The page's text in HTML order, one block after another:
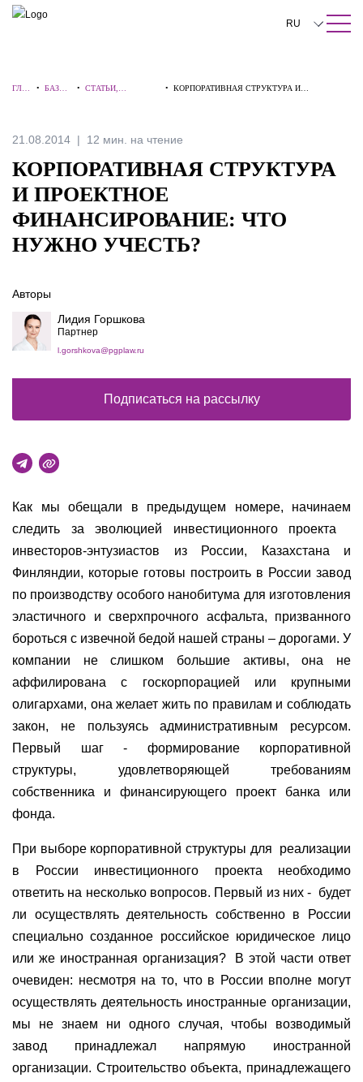
ПОИСК ПО САЙТУ Закрыть
RU
中文
ГЛА
• БАЗА
•СТАТЬИ,
•КОРПОРАТИВНАЯ СТРУКТУРА И
21.08.2014 12 мин. на чтение
КОРПОРАТИВНАЯ СТРУКТУРА
И ПРОЕКТНОЕ
ФИНАНСИРОВАНИЕ: ЧТО
НУЖНО УЧЕСТЬ?
Как мы обещали в предыдущем номере, начинаем
следить за эволюцией инвестиционного проекта
инвесторов-энтузиастов из России, Казахстана и
Финляндии, которые готовы построить в России завод
по производству особого нанобитума для изготовления
эластичного и сверхпрочного асфальта, призванного
бороться с извечной бедой нашей страны – дорогами. У
компании не слишком большие активы, она не
аффилирована с госкорпорацией или крупными
олигархами, она желает жить по правилам и соблюдать
закон, не пользуясь административным ресурсом.
Первый шаг - формирование корпоративной
структуры, удовлетворяющей требованиям
собственника и финансирующего проект банка или
фонда.
При выборе корпоративной структуры для
реализации
в России инвестиционного проекта необходимо
ответить на несколько вопросов. Первый из них - будет
ли осуществлять деятельность собственно в России
специально созданное российское юридическое лицо
или же иностранная организация?
В этой части ответ
очевиден: несмотря на то, что в России вполне могут
осуществлять деятельность иностранные организации,
мы не знаем ни одного случая, чтобы возводимый
завод принадлежал напрямую иностранной
организации. Строительство объекта, принадлежащего
Авторы
Лидия Горшкова
Партнер
l.gorshkova@pgplaw.ru
Подписаться на рассылку